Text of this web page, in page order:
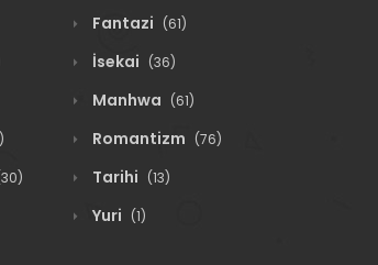
Fantazi (61)
İsekai (36)
Manhwa (61)
Romantizm (76)
Tarihi (13)
Yuri (1)